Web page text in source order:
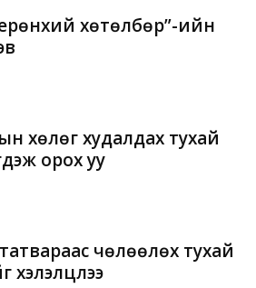
хөтөлбөр”-ийн
хөлөг худалдах тухай
орох уу
чөлөөлөх тухай
хэлэлцлээ